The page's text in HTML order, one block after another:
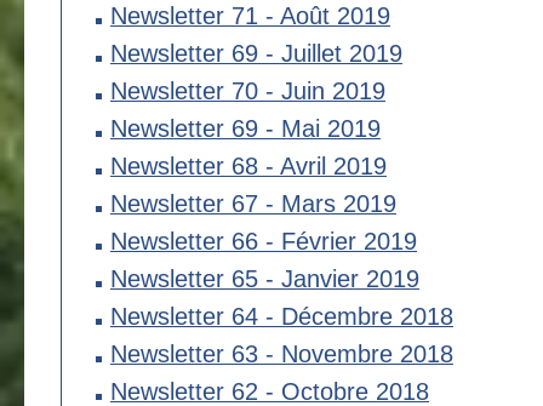
Newsletter 71 - Août 2019
Newsletter 69 - Juillet 2019
Newsletter 70 - Juin 2019
Newsletter 69 - Mai 2019
Newsletter 68 - Avril 2019
Newsletter 67 - Mars 2019
Newsletter 66 - Février 2019
Newsletter 65 - Janvier 2019
Newsletter 64 - Décembre 2018
Newsletter 63 - Novembre 2018
Newsletter 62 - Octobre 2018